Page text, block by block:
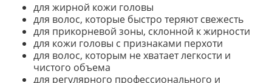
для жирной кожи головы
для волос, которые быстро теряют свежесть
для прикорневой зоны, склонной к жирности
для кожи головы с признаками перхоти
для волос, которым не хватает легкости и
чистого объема
для регулярного профессионального и